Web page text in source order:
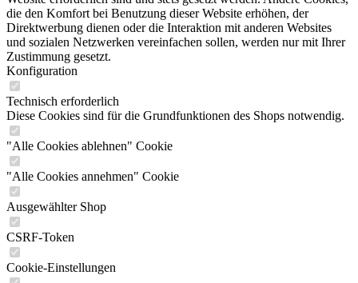
die den Komfort bei Benutzung dieser Website erhöhen, der
Direktwerbung dienen oder die Interaktion mit anderen Websites
und sozialen Netzwerken vereinfachen sollen, werden nur mit Ihrer
Zustimmung gesetzt.
Konfiguration
Technisch erforderlich
Diese Cookies sind für die Grundfunktionen des Shops notwendig.
"Alle Cookies ablehnen" Cookie
"Alle Cookies annehmen" Cookie
Ausgewählter Shop
CSRF-Token
Cookie-Einstellungen